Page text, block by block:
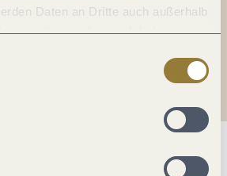
Daten an Dritte auch außerhalb
weitergegeben und dort
Mit der Auswahl "Alle
Beeinträchtigungen in der Nutzung